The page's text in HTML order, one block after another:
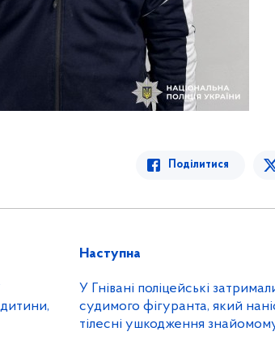
Поділитися
дитини,
Наступна
У Гнівані поліцейські
судимого фігуранта, який
тілесні ушкодження